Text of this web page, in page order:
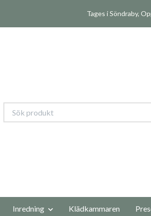
Tages i Söndraby,
Inredning Klädkammaren